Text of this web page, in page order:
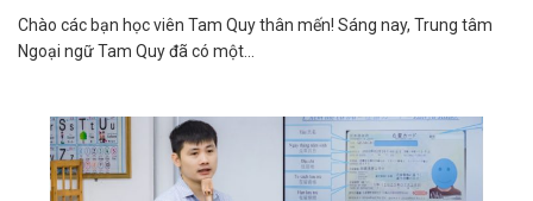
Chào các bạn học viên Tam Quy thân mến! Sáng nay, Trung tâm
Ngoại ngữ Tam Quy đã có một...